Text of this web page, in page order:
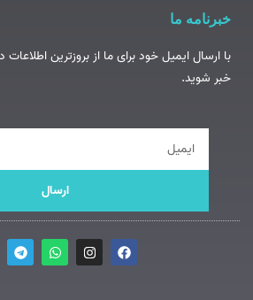
خبرنامه ما
با ارسال ایمیل خود برای ما از بروزترین
خبر شوید.
ارسال
F
a
c
I
n
s
W
h
a
T
e
l